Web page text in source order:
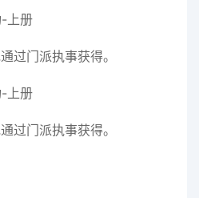
上册
过门派执事获得。
上册
过门派执事获得。